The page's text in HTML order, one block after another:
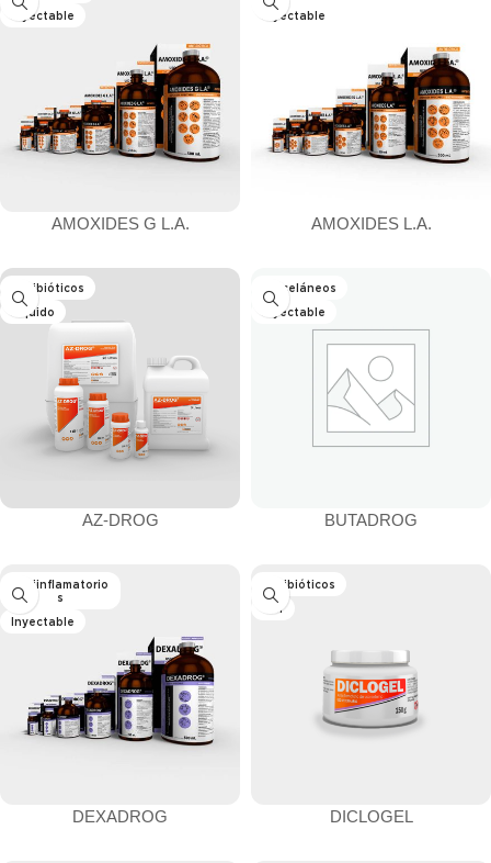
Inyectable
AMOXIDES G L.A.
Inyectable
AMOXIDES L.A.
Antibióticos
Líquido
AZ-DROG
Misceláneos
Inyectable
BUTADROG
Antiinflamatorio
s
Inyectable
DEXADROG
Antibióticos
Gel
DICLOGEL